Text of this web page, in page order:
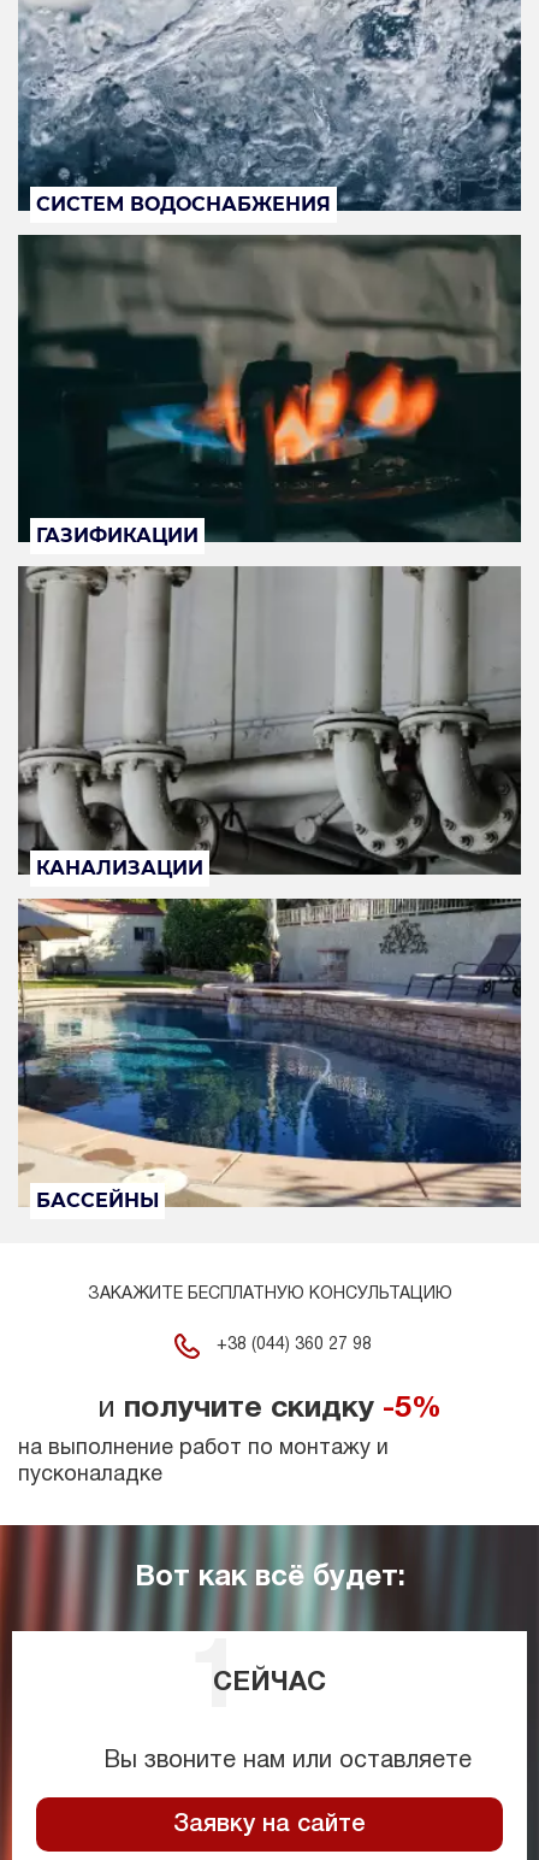
СИСТЕМ ВОДОСНАБЖЕНИЯ
ГАЗИФИКАЦИИ
КАНАЛИЗАЦИИ
БАССЕЙНЫ
ЗАКАЖИТЕ БЕСПЛАТНУЮ КОНСУЛЬТАЦИЮ
+38 (044) 360 27 98
и получите скидку -5%
на выполнение работ по монтажу и
пусконаладке
Вот как всё будет:
СЕЙЧАС
Вы звоните нам или оставляете
Заявку на сайте